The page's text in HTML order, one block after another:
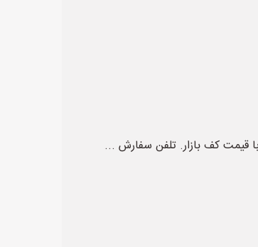
قیمت کف بازار. تلفن سفارش ...